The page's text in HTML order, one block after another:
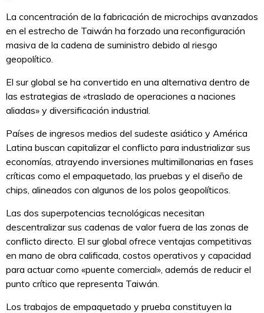
La concentración de la fabricación de microchips avanzados
en el estrecho de Taiwán ha forzado una reconfiguración
masiva de la cadena de suministro debido al riesgo
geopolítico.
El sur global se ha convertido en una alternativa dentro de
las estrategias de «traslado de operaciones a naciones
aliadas» y diversificación industrial.
Países de ingresos medios del sudeste asiático y América
Latina buscan capitalizar el conflicto para industrializar sus
economías, atrayendo inversiones multimillonarias en fases
críticas como el empaquetado, las pruebas y el diseño de
chips, alineados con algunos de los polos geopolíticos.
Las dos superpotencias tecnológicas necesitan
descentralizar sus cadenas de valor fuera de las zonas de
conflicto directo. El sur global ofrece ventajas competitivas
en mano de obra calificada, costos operativos y capacidad
para actuar como «puente comercial», además de reducir el
punto crítico que representa Taiwán.
Los trabajos de empaquetado y prueba constituyen la